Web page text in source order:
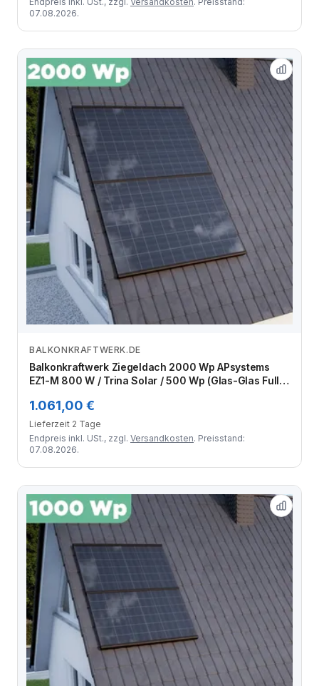
07.08.2026.
Zum Angebot
BALKONKRAFTWERK.DE
Balkonkraftwerk Ziegeldach 2000 Wp APsystems
EZ1-M 800 W / Trina Solar / 500 Wp (Glas-Glas Full
4 Module
1.061,00 €
Lieferzeit 2 Tage
Endpreis inkl. USt., zzgl. Versandkosten. Preisstand:
07.08.2026.